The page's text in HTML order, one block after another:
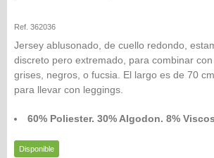
Ref. 362036
Jersey ablusonado, de cuello redondo,
discreto pero extremado, para combinar
grises, negros, o fucsia. El largo es de 70
para llevar con leggings.
60% Poliester. 30% Algodon. 8%
Disponible